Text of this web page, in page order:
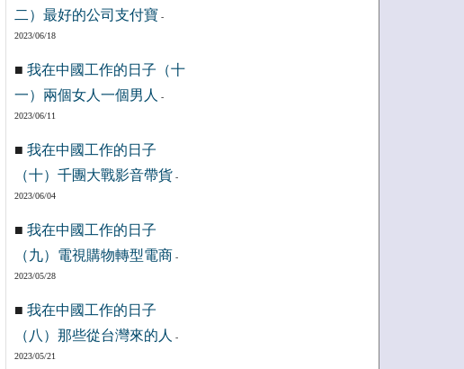
二）最好的公司支付寶 -
2023/06/18
■ 我在中國工作的日子（十
一）兩個女人一個男人
-
2023/06/11
■ 我在中國工作的日子
（十）千團大戰影音帶貨 -
2023/06/04
■ 我在中國工作的日子
（九）電視購物轉型電商 -
2023/05/28
■ 我在中國工作的日子
（八）那些從台灣來的人
-
2023/05/21